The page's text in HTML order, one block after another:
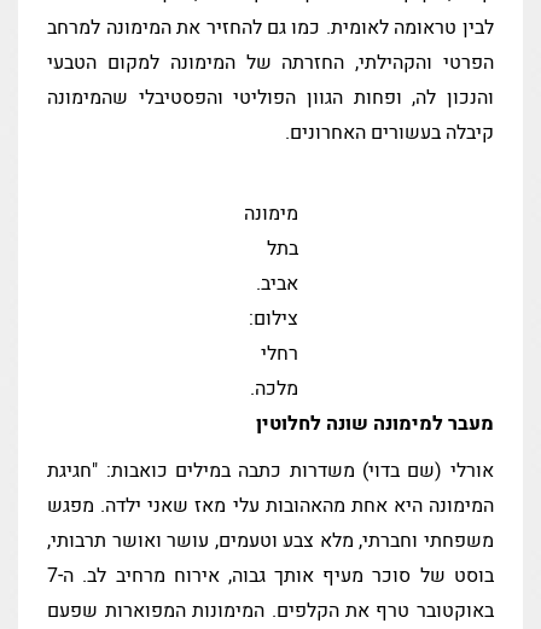
לבין טראומה לאומית. כמו גם להחזיר את המימונה למרחב
הפרטי והקהילתי, החזרתה של המימונה למקום הטבעי
והנכון לה, ופחות הגוון הפוליטי והפסטיבלי שהמימונה
קיבלה בעשורים האחרונים.
מימונה
בתל
אביב.
צילום:
רחלי
מלכה.
מעבר למימונה שונה לחלוטין
אורלי (שם בדוי) משדרות כתבה במילים כואבות: "חגיגת
המימונה היא אחת מהאהובות עלי מאז שאני ילדה. מפגש
משפחתי וחברתי, מלא צבע וטעמים, עושר ואושר תרבותי,
בוסט של סוכר מעיף אותך גבוה, אירוח מרחיב לב. ה-7
באוקטובר טרף את הקלפים. המימונות המפוארות שפעם